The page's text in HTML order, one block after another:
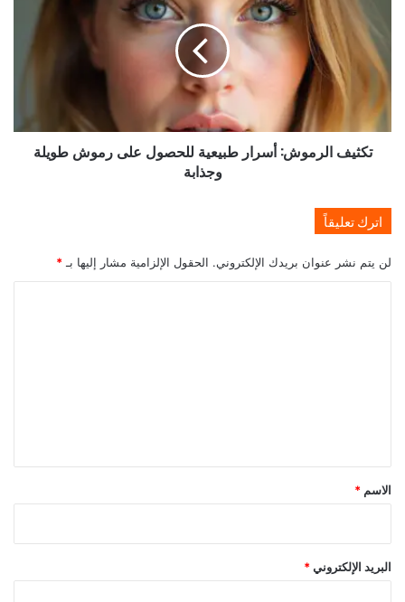
أسرار
طبيعية
للحصول
على
رموش
طويلة
وجذابة
تكثيف الرموش: أسرار طبيعية للحصول على رموش طويلة
وجذابة
اترك تعليقاً
لن يتم نشر عنوان بريدك الإلكتروني. الحقول الإلزامية مشار إليها بـ *
*
الاسم *
البريد الإلكتروني *